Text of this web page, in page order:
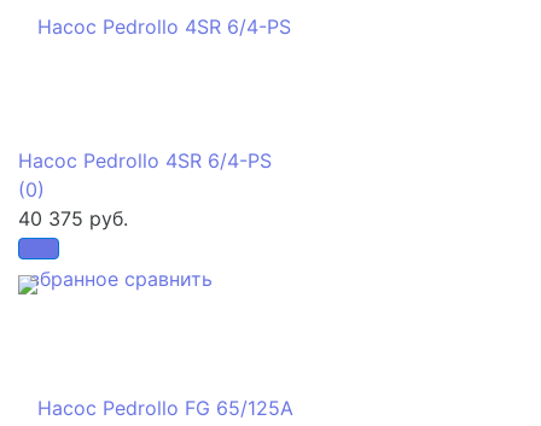
избранное сравнить
Насос Pedrollo 4SR 6/4-PS
(0)
40 375 руб.